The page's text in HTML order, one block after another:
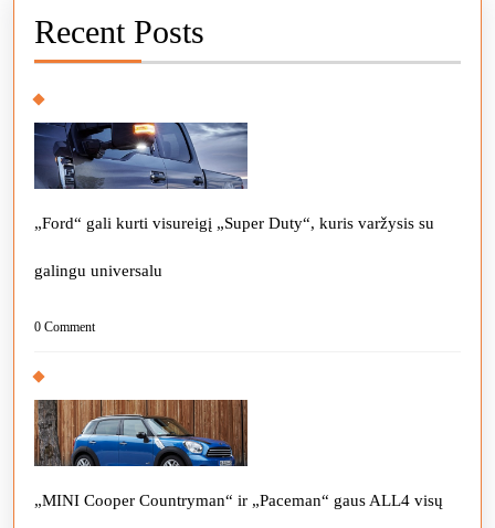
Recent Posts
„Ford“ gali kurti visureigį „Super Duty“, kuris varžysis su
galingu universalu
0 Comment
„MINI Cooper Countryman“ ir „Paceman“ gaus ALL4 visų